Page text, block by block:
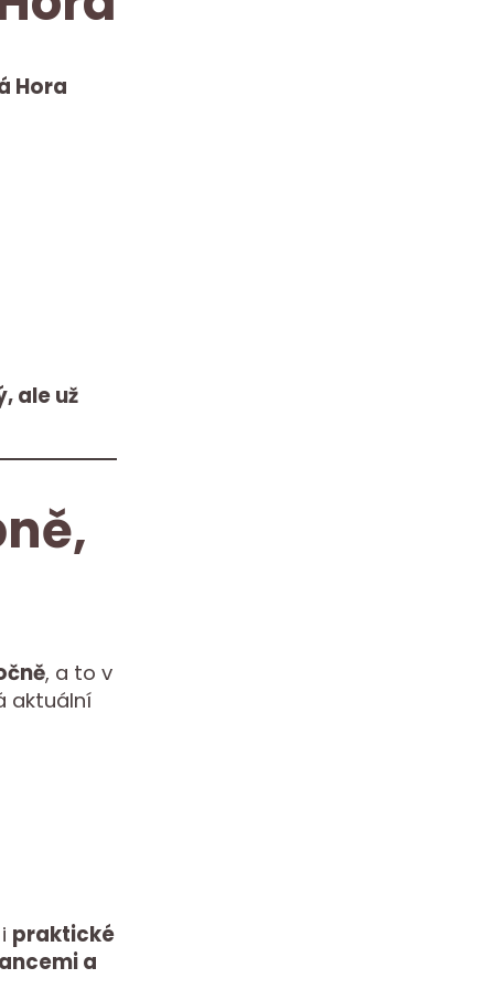
Hora
ale už
, a to v
aktuální
praktické
a